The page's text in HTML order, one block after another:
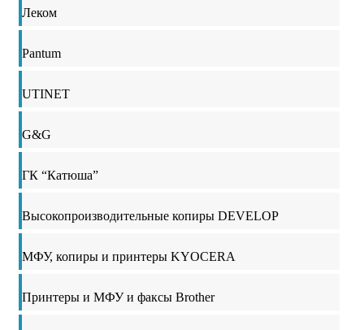
Леком
Pantum
UTINET
G&G
ГК “Катюша”
Высокопроизводительные копиры DEVELOP
МФУ, копиры и принтеры KYOCERA
Принтеры и МФУ и факсы Brother